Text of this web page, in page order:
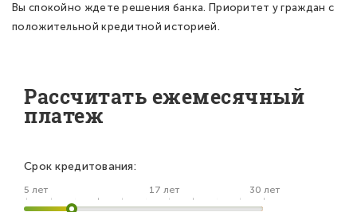
Вы спокойно ждете решения банка. Приоритет у граждан с
положительной кредитной историей.
Рассчитать ежемесячный
платеж
Срок кредитования:
5 лет 17 лет 30 лет